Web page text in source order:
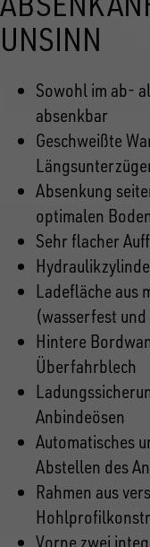
UNSINN
Sowohl im ab-
absenkbar
Geschweißte
Absenkung
optimalen
Sehr flacher
Ladefläche aus
(wasserfest
Hintere
Überfahrblech
Anbindeösen
Automatisches
Abstellen des
Rahmen aus
Vorne zwei